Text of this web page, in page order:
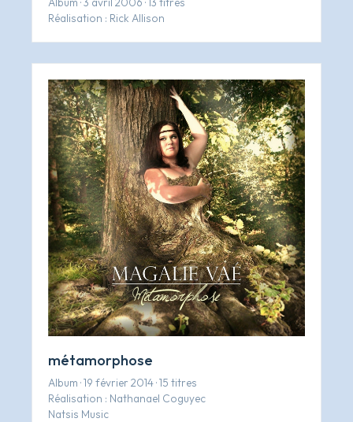
Réalisation : Rick Allison
métamorphose
Album · 19 février 2014 · 15 titres
Réalisation : Nathanael Coguyec
Natsis Music